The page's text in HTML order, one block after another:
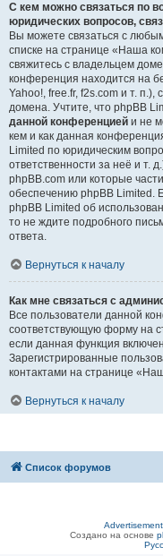
С кем можно связаться по
юридических вопросов,
Вы можете связаться с
списке на странице «Наша
свяжитесь с владельцем
конференция находится на
Yahoo!, free.fr, f2s.com и т. п.),
домена. Учтите, что phpBB
данной конференцией и не
кем и как данная
Limited по юридическим
ответственности за неё и т.
phpBB.com или которые
обеспечению phpBB Limited.
phpBB Limited об
то не ждите подробного
ответа.
Вернуться к началу
Как мне связаться с
Все пользователи данной
соответствующую форму на
если данная функция
Зарегистрированные
контактами на странице
Вернуться к началу
Список форумов
Создано на основе